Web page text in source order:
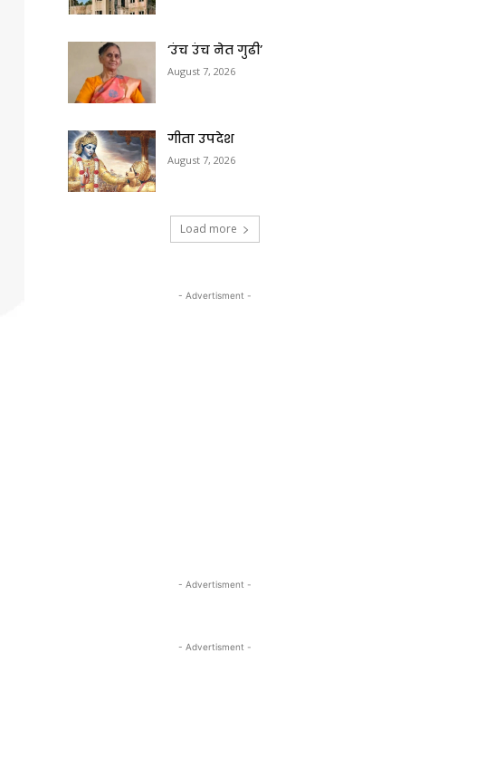
‘उंच उंच नेत गुढी’
August 7, 2026
गीता उपदेश
August 7, 2026
Load more
- Advertisment -
- Advertisment -
- Advertisment -